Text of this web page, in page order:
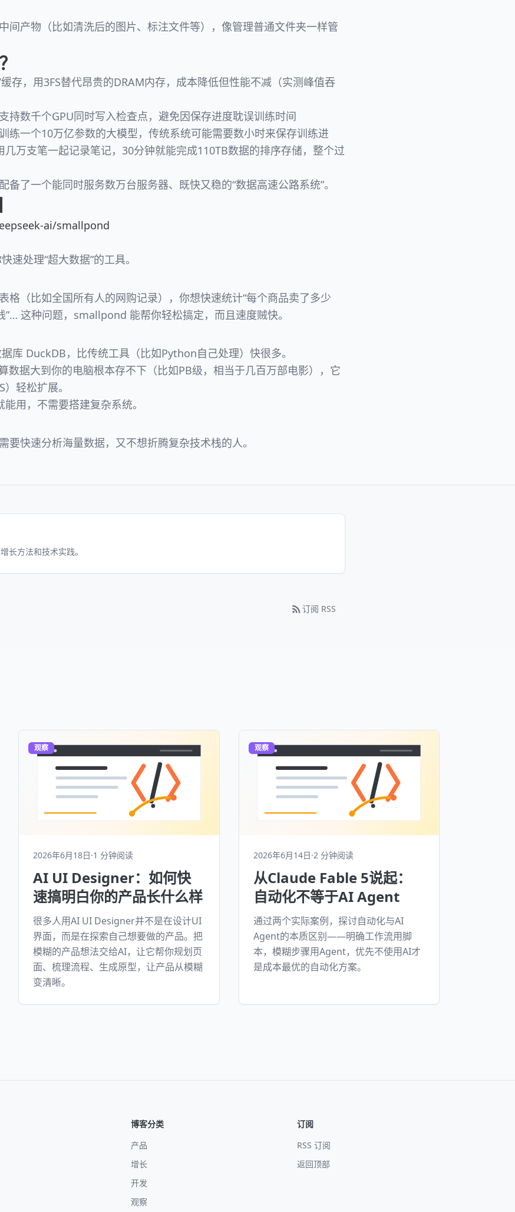
间产物（比如清洗后的图片、标注文件等），像管理普通文件夹一样管
存，用3FS替代昂贵的DRAM内存，成本降低但性能不减（实测峰值吞
持数千个GPU同时写入检查点，避免因保存进度耽误训练时间
练一个10万亿参数的大模型，传统系统可能需要数小时来保存训练进
几万支笔一起记录笔记，30分钟就能完成110TB数据的排序存储，整个过
备了一个能同时服务数万台服务器、既快又稳的“数据高速公路系统”。
ai/smallpond
处理“超大数据”的工具。
格（比如全国所有人的网购记录），你想快速统计“每个商品卖了多少
”… 这种问题，smallpond 能帮你轻松搞定，而且速度贼快。
库 DuckDB，比传统工具（比如Python自己处理）快很多。
数据大到你的电脑根本存不下（比如PB级，相当于几百万部电影），它
轻松扩展。
用，不需要搭建复杂系统。
要快速分析海量数据，又不想折腾复杂技术栈的人。
长方法和技术实践。
订阅 RSS
观察
2026年6月18日·1 分钟阅读
AI UI Designer：如何快
速搞明白你的产品长什么样
很多人用AI UI Designer并不是在设计UI
界面，而是在探索自己想要做的产品。把
模糊的产品想法交给AI，让它帮你规划页
面、梳理流程、生成原型，让产品从模糊
变清晰。
观察
2026年6月14日·2 分钟阅读
从Claude Fable 5说起：
自动化不等于AI Agent
通过两个实际案例，探讨自动化与AI
Agent的本质区别——明确工作流用脚
本，模糊步骤用Agent，优先不使用AI才
是成本最优的自动化方案。
博客分类
产品
增长
开发
观察
订阅
RSS 订阅
返回顶部